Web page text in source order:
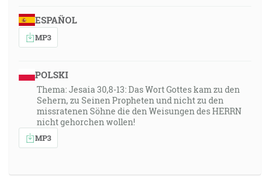
ESPAÑOL
MP3
POLSKI
Thema: Jesaia 30,8-13: Das Wort Gottes kam zu den
Sehern, zu Seinen Propheten und nicht zu den
missratenen Söhne die den Weisungen des HERRN
nicht gehorchen wollen!
MP3